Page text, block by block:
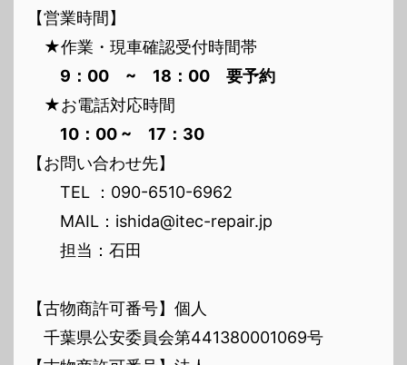
【営業時間】
★作業・現車確認受付時間帯
9：00 ~ 18：00 要予約
★お電話対応時間
10：00 ~ 17：30
【お問い合わせ先】
TEL ：090-6510-6962
MAIL：ishida@itec-repair.jp
担当：石田
【古物商許可番号】個人
千葉県公安委員会第441380001069号